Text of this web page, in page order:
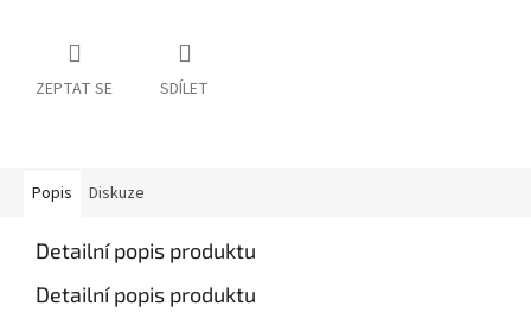
ZEPTAT SE SDÍLET
Popis Diskuze
Detailní popis produktu
Detailní popis produktu